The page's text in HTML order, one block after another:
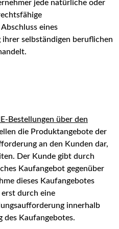
jede natürliche oder
eines
ihrer selbständigen beruflichen
Bestellungen über den
die Produktangebote der
an den Kunden dar,
Der Kunde gibt durch
Kaufangebot gegenüber
dieses Kaufangebotes
durch eine
innerhalb
des Kaufangebotes.